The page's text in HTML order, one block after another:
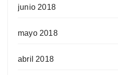
junio 2018
mayo 2018
abril 2018